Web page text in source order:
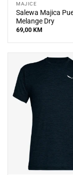
MAJICE
Salewa Majica
Melange Dry
69,00 KM